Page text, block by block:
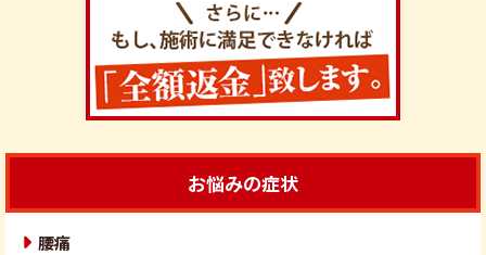
お悩みの症状
腰痛